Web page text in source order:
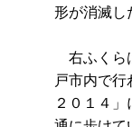
形が消滅し
右ふくら
戸市内で
２０１４